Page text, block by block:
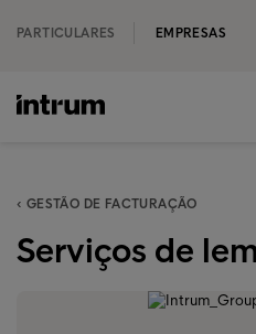
PARTICULARES EMPRESAS
‹ GESTÃO DE FACTURAÇÃO
Serviços de